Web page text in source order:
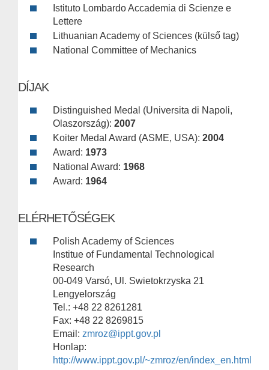
Istituto Lombardo Accademia di Scienze e
Lettere
Lithuanian Academy of Sciences (külső tag)
National Committee of Mechanics
DÍJAK
Distinguished Medal (Universita di Napoli,
Olaszország): 2007
Koiter Medal Award (ASME, USA): 2004
Award: 1973
National Award: 1968
Award: 1964
ELÉRHETŐSÉGEK
Polish Academy of Sciences
Institue of Fundamental Technological
Research
00-049 Varsó, Ul. Swietokrzyska 21
Lengyelország
Tel.: +48 22 8261281
Fax: +48 22 8269815
Email: zmroz@ippt.gov.pl
Honlap:
http://www.ippt.gov.pl/~zmroz/en/index_en.html